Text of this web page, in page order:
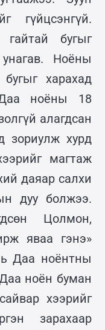
гүйцсэнгүй.
бугыг
Ноёны
харахад
ноёны 18
алагдсан
зориулж хурд
магтаж
даяар салхи
дуу болжээ.
Цолмон,
яваа гэнэ»
Даа ноёнтны
ноён буман
хээрийг
зарахаар